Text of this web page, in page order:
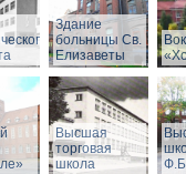
Здание
больницы Св.
Елизаветы
Высшая
торговая
школа